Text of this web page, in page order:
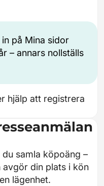
på Mina sidor
– annars nollställs
hjälp att registrera
samla köpoäng –
avgör din plats i kön
lägenhet.